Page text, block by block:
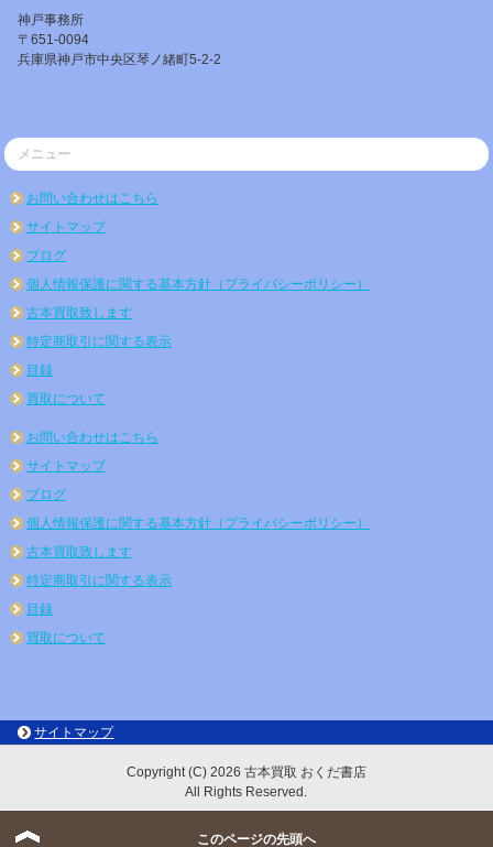
神戸事務所
〒651-0094
兵庫県神戸市中央区琴ノ緒町5-2-2
メニュー
お問い合わせはこちら
サイトマップ
ブログ
個人情報保護に関する基本方針（プライバシーポリシー）
古本買取致します
特定商取引に関する表示
目録
買取について
お問い合わせはこちら
サイトマップ
ブログ
個人情報保護に関する基本方針（プライバシーポリシー）
古本買取致します
特定商取引に関する表示
目録
買取について
サイトマップ
Copyright (C) 2026 古本買取 おくだ書店
All Rights Reserved.
このページの先頭へ